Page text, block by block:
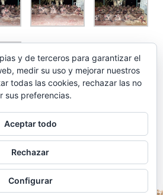
Palma del Condado (Huelva) - Apdo 61 - 21700 -
y de terceros para garantizar el
medir su uso y mejorar nuestros
todas las cookies, rechazar las no
sus preferencias.
Aceptar todo
Rechazar
Configurar